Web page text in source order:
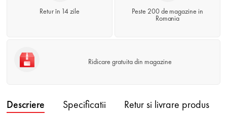
Retur în 14 zile
Peste 200 de magazine in
Romania
Ridicare gratuita din magazine
Descriere Specificatii Retur si livrare produs